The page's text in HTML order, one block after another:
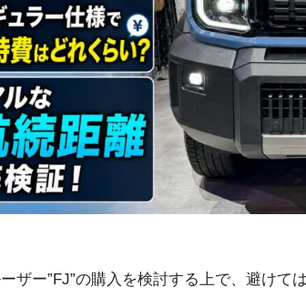
ザー”FJ”の購入を検討する上で、避けて